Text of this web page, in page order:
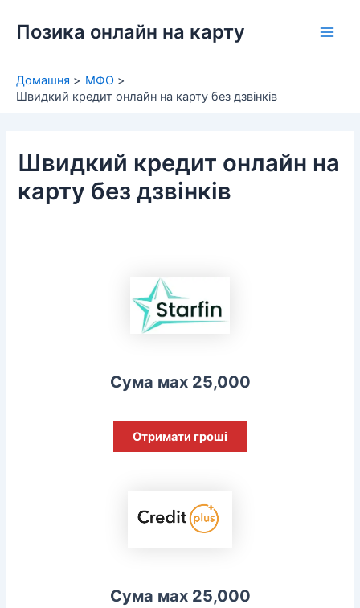
Позика онлайн на карту
Домашня
МФО
Швидкий кредит онлайн на карту без дзвінків
Швидкий кредит онлайн на
карту без дзвінків
Сума мах 25,000
Отримати гроші
Сума мах 25,000